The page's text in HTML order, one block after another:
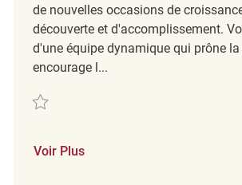
de nouvelles occasions de
découverte et d'accomplissement.
d'une équipe dynamique qui prône
encourage l...
Sauvegarder Merchandising REQ139781
Voir Plus